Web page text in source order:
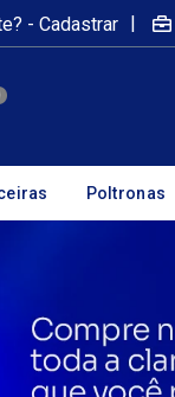
- Cadastrar |
Poltronas